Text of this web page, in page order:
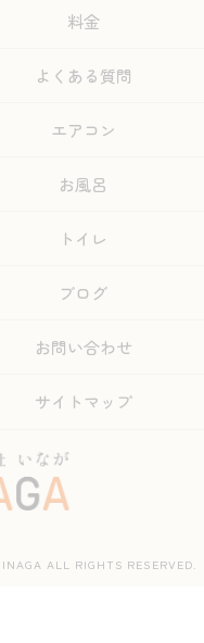
料金
よくある質問
エアコン
お風呂
トイレ
ブログ
お問い合わせ
サイトマップ
ALL RIGHTS RESERVED.